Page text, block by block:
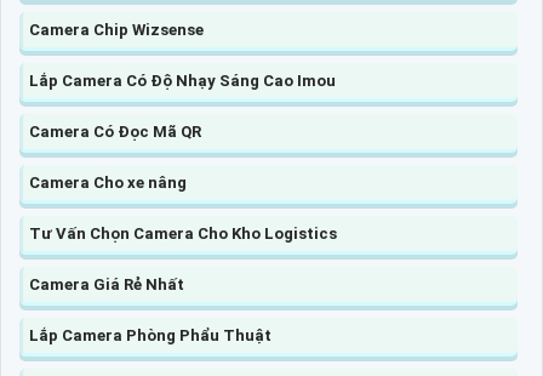
Camera Chip Wizsense
Lắp Camera Có Độ Nhạy Sáng Cao Imou
Camera Có Đọc Mã QR
Camera Cho xe nâng
Tư Vấn Chọn Camera Cho Kho Logistics
Camera Giá Rẻ Nhất
Lắp Camera Phòng Phẩu Thuật